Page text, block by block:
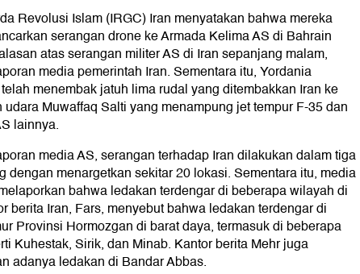
Revolusi Islam (IRGC) Iran menyatakan bahwa mereka
serangan drone ke Armada Kelima AS di Bahrain
atas serangan militer AS di Iran sepanjang malam,
media pemerintah Iran. Sementara itu, Yordania
menembak jatuh lima rudal yang ditembakkan Iran ke
udara Muwaffaq Salti yang menampung jet tempur F-35 dan
lainnya.
media AS, serangan terhadap Iran dilakukan dalam tiga
dengan menargetkan sekitar 20 lokasi. Sementara itu, media
bahwa ledakan terdengar di beberapa wilayah di
berita Iran, Fars, menyebut bahwa ledakan terdengar di
Provinsi Hormozgan di barat daya, termasuk di beberapa
Kuhestak, Sirik, dan Minab. Kantor berita Mehr juga
adanya ledakan di Bandar Abbas.